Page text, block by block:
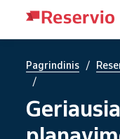
Pagrindinis /
/